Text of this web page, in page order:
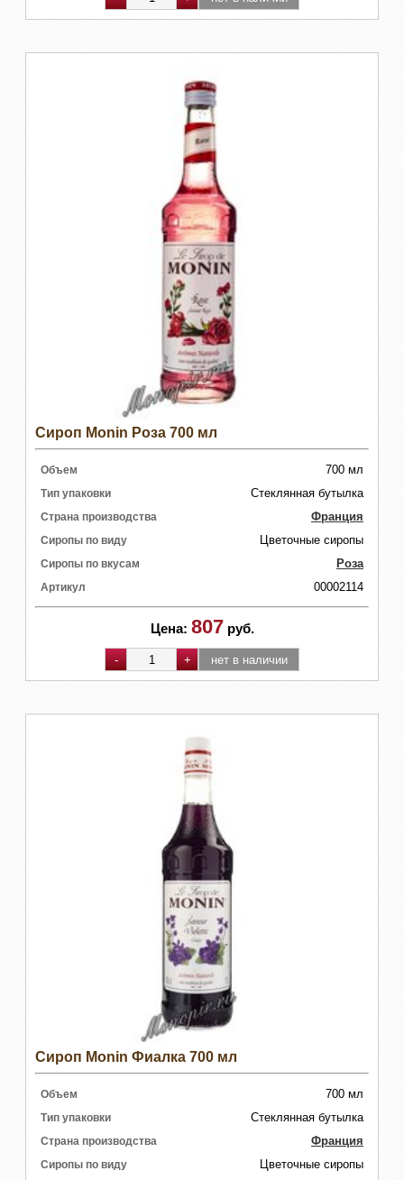
Сироп Monin Роза 700 мл
Объем 700 мл
Тип упаковки Стеклянная бутылка
Страна производства Франция
Сиропы по виду Цветочные сиропы
Сиропы по вкусам Роза
Артикул 00002114
Цена: 807 руб.
Сироп Monin Фиалка 700 мл
Объем 700 мл
Тип упаковки Стеклянная бутылка
Страна производства Франция
Сиропы по виду Цветочные сиропы